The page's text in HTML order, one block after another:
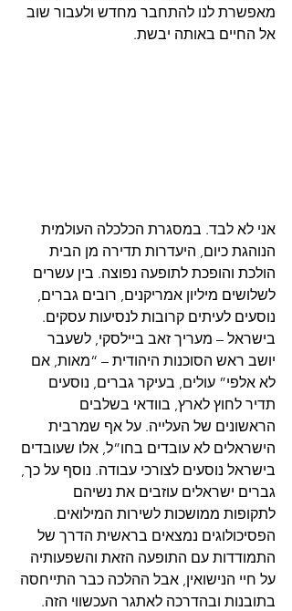
מאפשרת לנו להתחבר מחדש ולעבור שוב
אל החיים באותה יבשת.
אני לא לבד. במסגרת הכלכלה העולמית
הנוהגת כיום, היעדרות תדירה מן הבית
הולכת והופכת לתופעה נפוצה. בין עשרים
לשלושים מיליון אמריקנים, רובים גברים,
נוסעים לעיתים קרובות לנסיעות עסקים.
בישראל – מעריך זאב ביילסקי, לשעבר
יושב ראש הסוכנות היהודית – “מאות, אם
לא אלפי” עולים, בעיקר גברים, נוסעים
תדיר לחוץ לארץ, בוודאי בשלבים
הראשונים של העלייה. על אף שמרבית
הישראלים לא עובדים בחו”ל, אלו שעובדים
בישראל נוסעים לצורכי עבודה. נוסף על כך,
גברים ישראלים עוזבים את נשיהם
לתקופות ממושכות לשירות המילואים.
הפסיכולוגים נמצאים בראשית הדרך של
התמודדות עם התופעה הזאת והשפעותיה
על חיי הנישואין, אבל ההלכה כבר התייחסה
בתובנות ובהדרכה לאתגר העכשווי הזה.